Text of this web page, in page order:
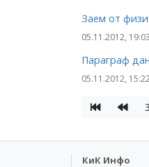
Заем от
05.11.2012, 19:03
Параграф
05.11.2012,
КиК Инфо